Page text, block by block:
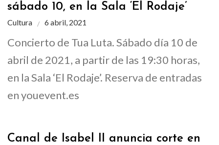
sábado 10, en la Sala ‘El Rodaje’
Cultura 6 abril, 2021
Concierto de Tua Luta. Sábado día 10 de
abril de 2021, a partir de las 19:30 horas,
en la Sala ‘El Rodaje’. Reserva de entradas
en youevent.es
Canal de Isabel II anuncia corte en